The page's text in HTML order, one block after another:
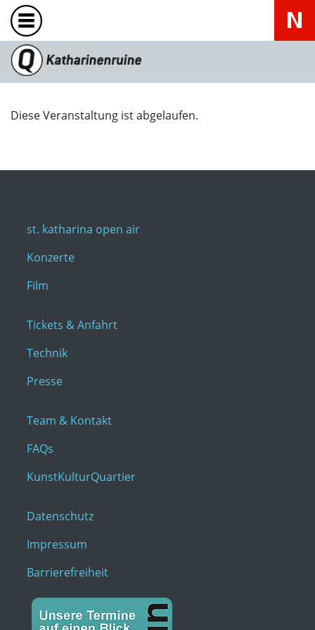
Diese Veranstaltung ist abgelaufen.
st. katharina open air
Konzerte
Film
Tickets & Anfahrt
Technik
Presse
Team & Kontakt
FAQs
KunstKulturQuartier
Datenschutz
Impressum
Barrierefreiheit